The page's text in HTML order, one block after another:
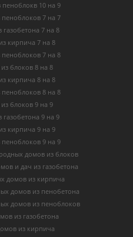
10 на 9
7 на 7
7 на 8
кирпича 7 на 8
7 на 8
блоков 8 на 8
кирпича 8 на 8
8 на 8
блоков 9 на 9
9 на 9
кирпича 9 на 9
9 на 9
домов из блоков
и дач из газобетона
домов из кирпича
домов из пенобетона
домов из пеноблоков
из газобетона
из кирпича